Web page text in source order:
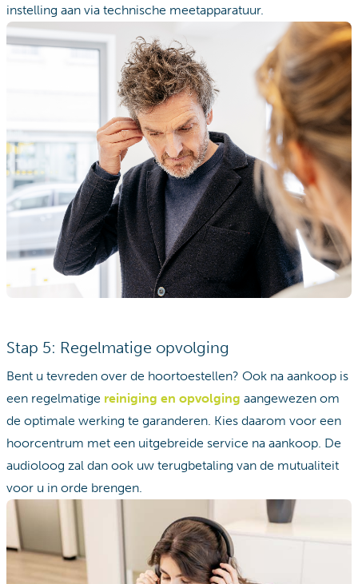
instelling aan via technische meetapparatuur.
Stap 5: Regelmatige opvolging
Bent u tevreden over de hoortoestellen? Ook na aankoop is
een regelmatige reiniging en opvolging aangewezen om
de optimale werking te garanderen. Kies daarom voor een
hoorcentrum met een uitgebreide service na aankoop. De
audioloog zal dan ook uw terugbetaling van de mutualiteit
voor u in orde brengen.